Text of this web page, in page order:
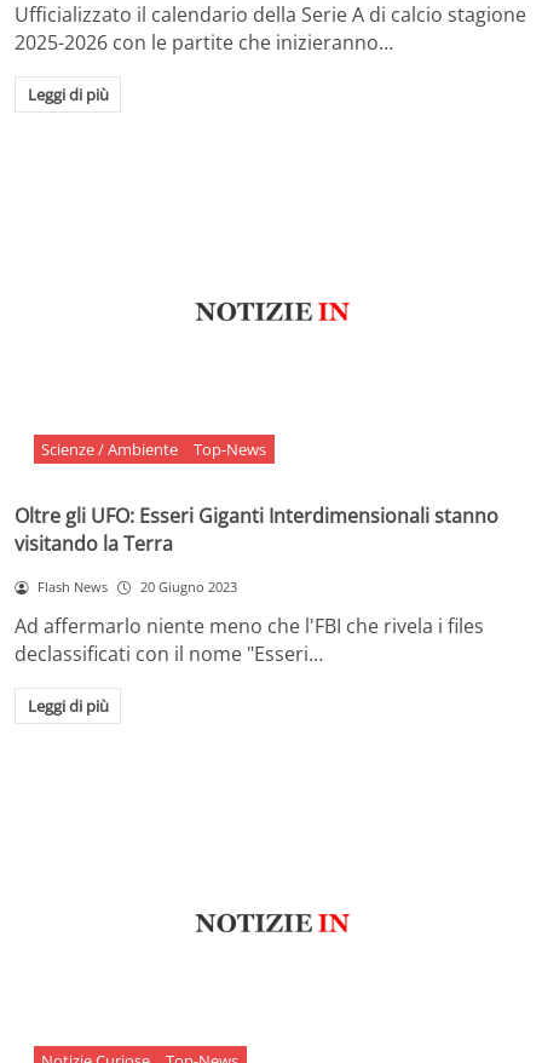
Ufficializzato il calendario della Serie A di calcio stagione
2025-2026 con le partite che inizieranno…
Leggi di più
Scienze / Ambiente Top-News
Oltre gli UFO: Esseri Giganti Interdimensionali stanno
visitando la Terra
Flash News 20 Giugno 2023
Ad affermarlo niente meno che l'FBI che rivela i files
declassificati con il nome "Esseri…
Leggi di più